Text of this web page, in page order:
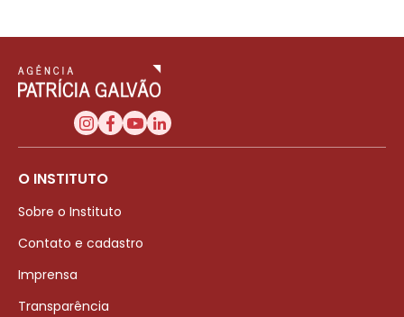
O INSTITUTO
Sobre o Instituto
Contato e cadastro
Imprensa
Transparência